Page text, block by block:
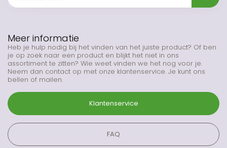
Meer informatie
Heb je hulp nodig bij het vinden van het juiste product? Of ben
je op zoek naar een product en blijkt het niet in ons
assortiment te zitten? Wie weet vinden we het nog voor je.
Neem dan contact op met onze klantenservice. Je kunt ons
bellen of mailen.
Klantenservice
FAQ